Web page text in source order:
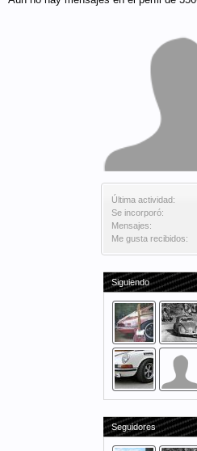
Última actividad:
Se incorporó:
Mensajes:
Me gusta recibidos:
Siguiendo
Seguidores